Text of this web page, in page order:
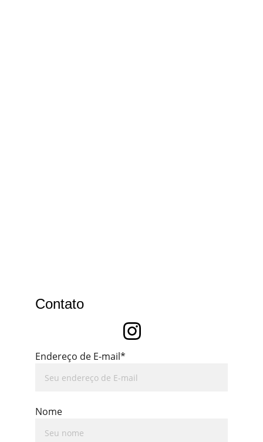
Contato
Endereço de E-mail*
Nome